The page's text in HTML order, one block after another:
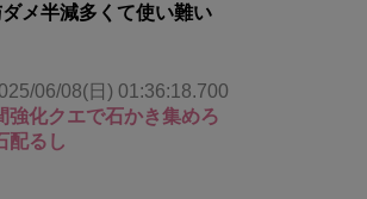
メ半減多くて使い難い
06/08(日) 01:36:18.700
強化クエで石かき集めろ
配るし